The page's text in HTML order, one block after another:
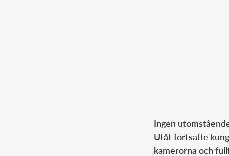
Ingen
Utåt fortsatte
kamerorna och